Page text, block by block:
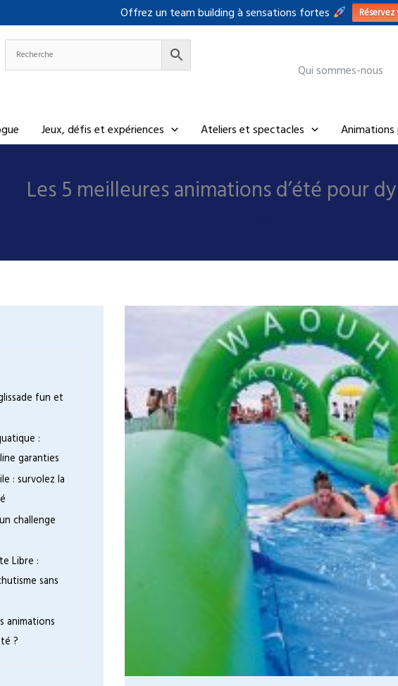
Offrez un team building à sensations fortes
Qui sommes-nous
Jeux, défis et expériences Ateliers et spectacles Animations
Les 5 meilleures animations d’été pour
fun et
:
garanties
: survolez la
challenge
Libre :
sans
animations
?